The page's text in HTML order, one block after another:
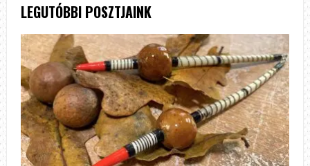
LEGUTÓBBI POSZTJAINK